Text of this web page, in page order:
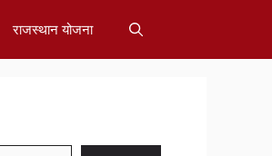
राजस्थान योजना